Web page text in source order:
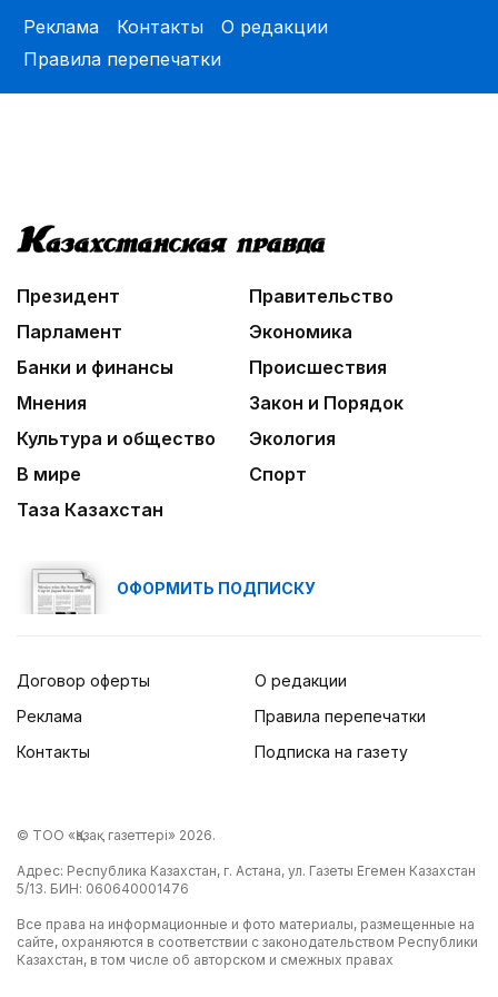
Легендарная велогонка
06:00
Познавательно и безопасно
Взгляд со стороны
Реклама Контакты
О редакции
Правила перепечатки
Президент
Правительство
Парламент
Экономика
Банки и финансы
Происшествия
Мнения
Закон и Порядок
Культура и общество
Экология
В мире
Спорт
Таза Казахстан
ОФОРМИТЬ ПОДПИСКУ
Договор оферты
Реклама
Контакты
О редакции
Правила перепечатки
Подписка на газету
© ТОО «Қазақ газеттері» 2026.
Адрес: Республика Казахстан, г. Астана, ул. Газеты Егемен Казахстан
5/13. БИН: 060640001476
Все права на информационные и фото материалы, размещенные на
сайте, охраняются в соответствии с законодательством Республики
Казахстан, в том числе об авторском и смежных правах